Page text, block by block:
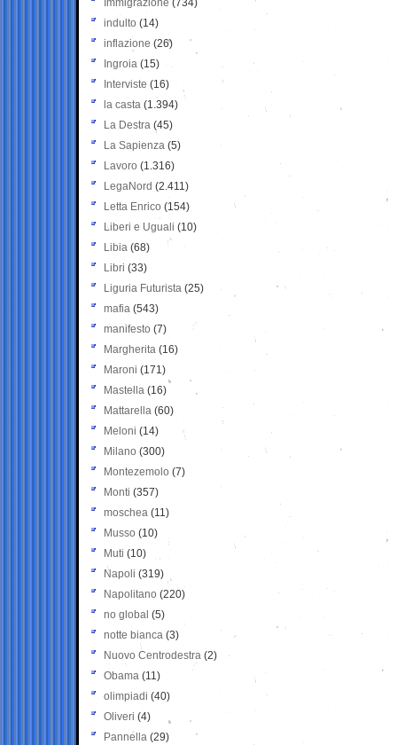
Immigrazione (734)
indulto (14)
inflazione (26)
Ingroia (15)
Interviste (16)
la casta (1.394)
La Destra (45)
La Sapienza (5)
Lavoro (1.316)
LegaNord (2.411)
Letta Enrico (154)
Liberi e Uguali (10)
Libia (68)
Libri (33)
Liguria Futurista (25)
mafia (543)
manifesto (7)
Margherita (16)
Maroni (171)
Mastella (16)
Mattarella (60)
Meloni (14)
Milano (300)
Montezemolo (7)
Monti (357)
moschea (11)
Musso (10)
Muti (10)
Napoli (319)
Napolitano (220)
no global (5)
notte bianca (3)
Nuovo Centrodestra (2)
Obama (11)
olimpiadi (40)
Oliveri (4)
Pannella (29)